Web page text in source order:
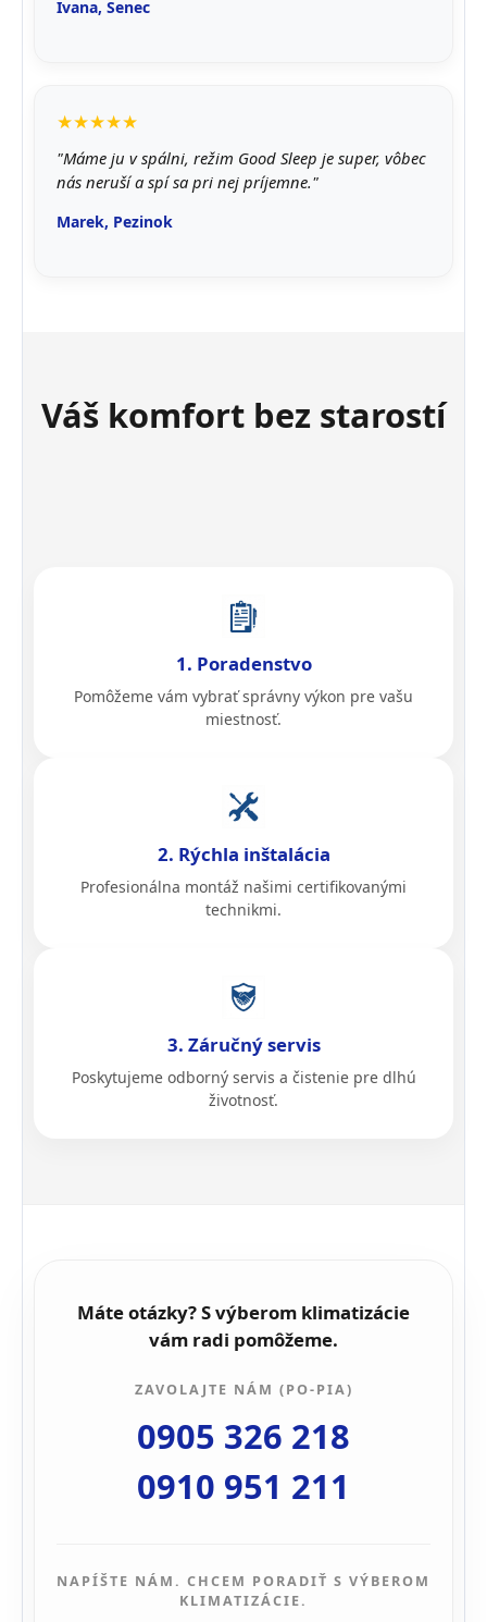
Ivana, Senec
★★★★★
"Máme ju v spálni, režim Good Sleep je super, vôbec
nás neruší a spí sa pri nej príjemne."
Marek, Pezinok
Váš komfort bez starostí
1. Poradenstvo
Pomôžeme vám vybrať správny výkon pre vašu
miestnosť.
2. Rýchla inštalácia
Profesionálna montáž našimi certifikovanými
technikmi.
3. Záručný servis
Poskytujeme odborný servis a čistenie pre dlhú
životnosť.
Máte otázky? S výberom klimatizácie
vám radi pomôžeme.
ZAVOLAJTE NÁM (PO-PIA)
0905 326 218
0910 951 211
NAPÍŠTE NÁM. CHCEM PORADIŤ S VÝBEROM
KLIMATIZÁCIE.